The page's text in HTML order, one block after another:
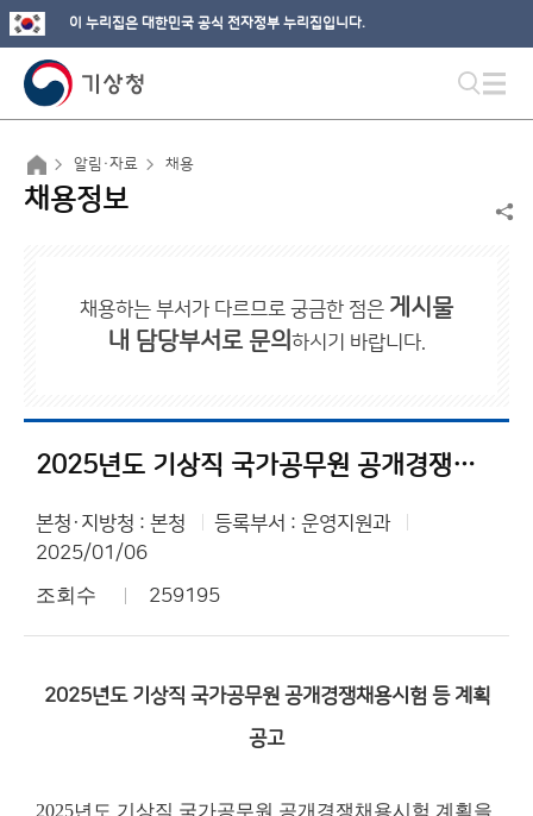
이 누리집은 대한민국 공식 전자정부 누리집입니다.
알림·자료 채용
채용정보
채용하는 부서가 다르므로 궁금한 점은 게시물
내 담당부서로 문의 하시기 바랍니다.
2025년도 기상직 국가공무원 공개경쟁채용시험 등 계획 공고
본청·지방청 : 본청
등록부서 : 운영지원과
2025/01/06
조회수 259195
2025년도 기상직 국가공무원 공개경쟁채용시험 등 계획
공고
2025년도 기상직 국가공무원 공개경쟁채용시험 계획을